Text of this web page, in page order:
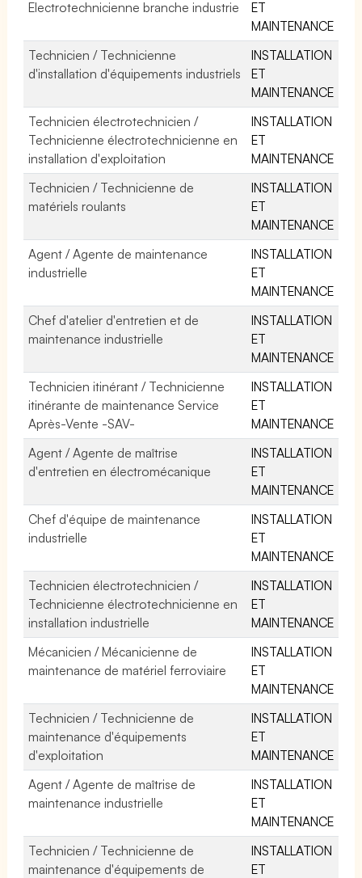
Electrotechnicienne branche industrie
ET
MAINTENANCE
Technicien / Technicienne
d'installation d'équipements industriels
INSTALLATION
ET
MAINTENANCE
Technicien électrotechnicien /
Technicienne électrotechnicienne en
installation d'exploitation
INSTALLATION
ET
MAINTENANCE
Technicien / Technicienne de
matériels roulants
INSTALLATION
ET
MAINTENANCE
Agent / Agente de maintenance
industrielle
INSTALLATION
ET
MAINTENANCE
Chef d'atelier d'entretien et de
maintenance industrielle
INSTALLATION
ET
MAINTENANCE
Technicien itinérant / Technicienne
itinérante de maintenance Service
Après-Vente -SAV-
INSTALLATION
ET
MAINTENANCE
Agent / Agente de maîtrise
d'entretien en électromécanique
INSTALLATION
ET
MAINTENANCE
Chef d'équipe de maintenance
industrielle
INSTALLATION
ET
MAINTENANCE
Technicien électrotechnicien /
Technicienne électrotechnicienne en
installation industrielle
INSTALLATION
ET
MAINTENANCE
Mécanicien / Mécanicienne de
maintenance de matériel ferroviaire
INSTALLATION
ET
MAINTENANCE
Technicien / Technicienne de
maintenance d'équipements
d'exploitation
INSTALLATION
ET
MAINTENANCE
Agent / Agente de maîtrise de
maintenance industrielle
INSTALLATION
ET
MAINTENANCE
Technicien / Technicienne de
maintenance d'équipements de
INSTALLATION
ET